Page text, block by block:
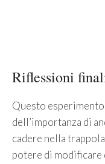
Riflessioni
Questo
dell’importanza di
cadere nella
potere di modificare